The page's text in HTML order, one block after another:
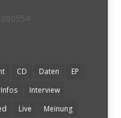
CD Daten
EP
Infos
Interview
Live
Meinung